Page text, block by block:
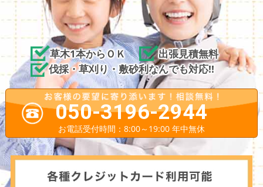
草木1本からＯＫ
出張見積無料
伐採・草刈り・敷砂利なんでも対応!!
050-3196-2944
お電話受付時間：8:00～19:00 年中無休